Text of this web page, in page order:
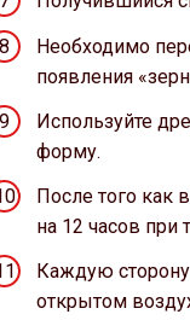
Необходимо
появления
Используйте
форму.
После того как
на 12 часов при
Каждую
открытом